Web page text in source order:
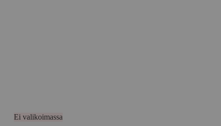
Ei valikoimassa